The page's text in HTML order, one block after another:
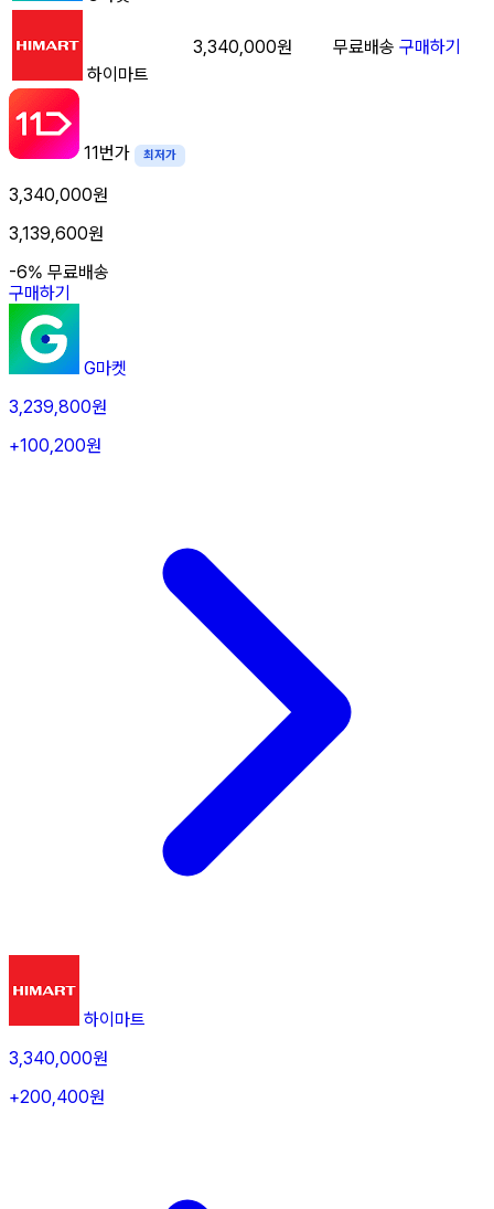
하이마트
3,340,000원 무료배송 구매하기
11번가 최저가
3,340,000원
3,139,600원
-6% 무료배송
구매하기
G마켓
3,239,800원
+100,200원
하이마트
3,340,000원
+200,400원